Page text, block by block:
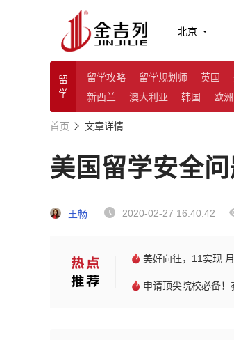
北京
留
学
留学攻略 留学规划师 英国
新西兰
澳大利亚 韩国 欧洲
首页 文章详情
美国留学安全
王畅 2020-02-27 16:40:42
美好向往，11实现 月
申请顶尖院校必备！